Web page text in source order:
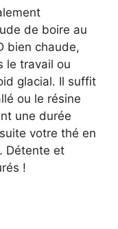
de boire au
bien chaude,
le travail ou
glacial. Il suffit
ou le résine
une durée
votre thé en
Détente et
!